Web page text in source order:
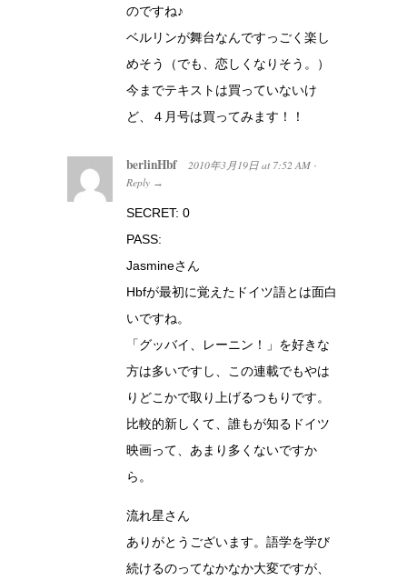
のですね♪
ベルリンが舞台なんですっごく楽し
めそう（でも、恋しくなりそう。）
今までテキストは買っていないけ
ど、４月号は買ってみます！！
berlinHbf 2010年3月19日 at 7:52 AM ·
Reply →
SECRET: 0
PASS:
Jasmineさん
Hbfが最初に覚えたドイツ語とは面白
いですね。
「グッバイ、レーニン！」を好きな
方は多いですし、この連載でもやは
りどこかで取り上げるつもりです。
比較的新しくて、誰もが知るドイツ
映画って、あまり多くないですか
ら。
流れ星さん
ありがとうございます。語学を学び
続けるのってなかなか大変ですが、